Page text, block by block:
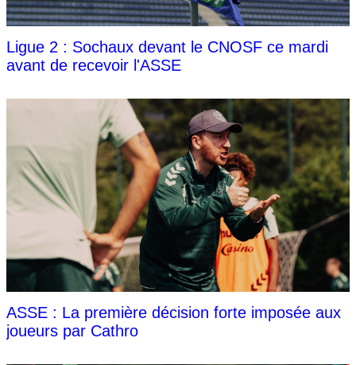
Ligue 2 : Sochaux devant le CNOSF ce mardi
avant de recevoir l'ASSE
ASSE : La première décision forte imposée aux
joueurs par Cathro